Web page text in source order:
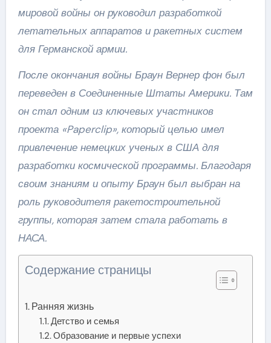
мировой войны он руководил разработкой
летательных аппаратов и ракетных систем
для Германской армии.
После окончания войны Браун Вернер фон был
переведен в Соединенные Штаты Америки. Там
он стал одним из ключевых участников
проекта «Paperclip», который целью имел
привлечение немецких ученых в США для
разработки космической программы. Благодаря
своим знаниям и опыту Браун был выбран на
роль руководителя ракетостроительной
группы, которая затем стала работать в
НАСА.
Содержание страницы
Ранняя жизнь
Детство и семья
Образование и первые успехи